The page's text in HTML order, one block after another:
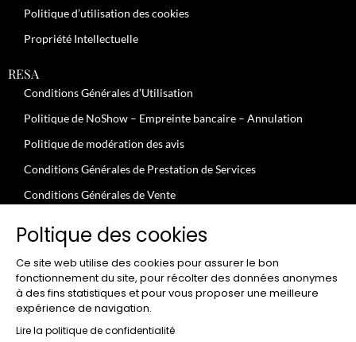
Politique d’utilisation des cookies
Propriété Intellectuelle
RESA
Conditions Générales d’Utilisation
Politique de NoShow – Empreinte bancaire – Annulation
Politique de modération des avis
Conditions Générales de Prestation de Services
Conditions Générales de Vente
JOBS
Conditions Générales – Clients Professionnels
Conditions Uilisation – Particuliers
CLUB
FGood Club – Conditions Générales d’utilisation
Poltique des cookies
Ce site web utilise des cookies pour assurer le bon
fonctionnement du site, pour récolter des données anonymes
à des fins statistiques et pour vous proposer une meilleure
expérience de navigation.
Lire la politique de confidentialité